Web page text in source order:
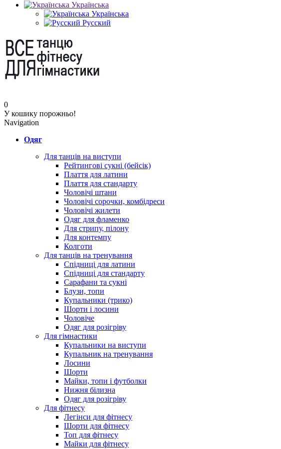
Українська
Українська
Русский
0
У кошику порожньо!
Navigation
Одяг
Для танців на виступи
Рейтингові сукні (бейсік)
Плаття для латини
Плаття для стандарту
Чоловічі штани
Чоловічі сорочки, комбідреси
Чоловічі жилети
Одяг для фламенко
Для стрипу, пілону
Для контемпу
Колготи
Для танців на тренування
Спідниці для латини
Спідниці для стандарту
Сарафани та сукні
Блузи, топи
Купальники (трико)
Шорти і лосини
Чоловіче
Одяг для розігріву
Для гімнастики
Купальники на виступи
Купальник на тренування
Лосини
Шорти
Майки, топи і футболки
Нижня білизна
Одяг для розігріву
Для фітнесу
Легінси для фітнесу
Шорти для фітнесу
Топ для фітнесу
Майки для фітнесу